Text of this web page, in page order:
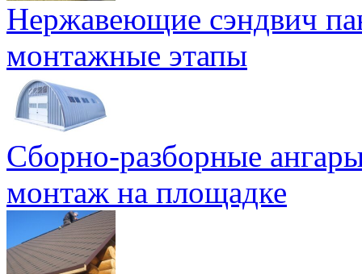
Нержавеющие сэндвич
монтажные этапы
Сборно-разборные
монтаж на площадке